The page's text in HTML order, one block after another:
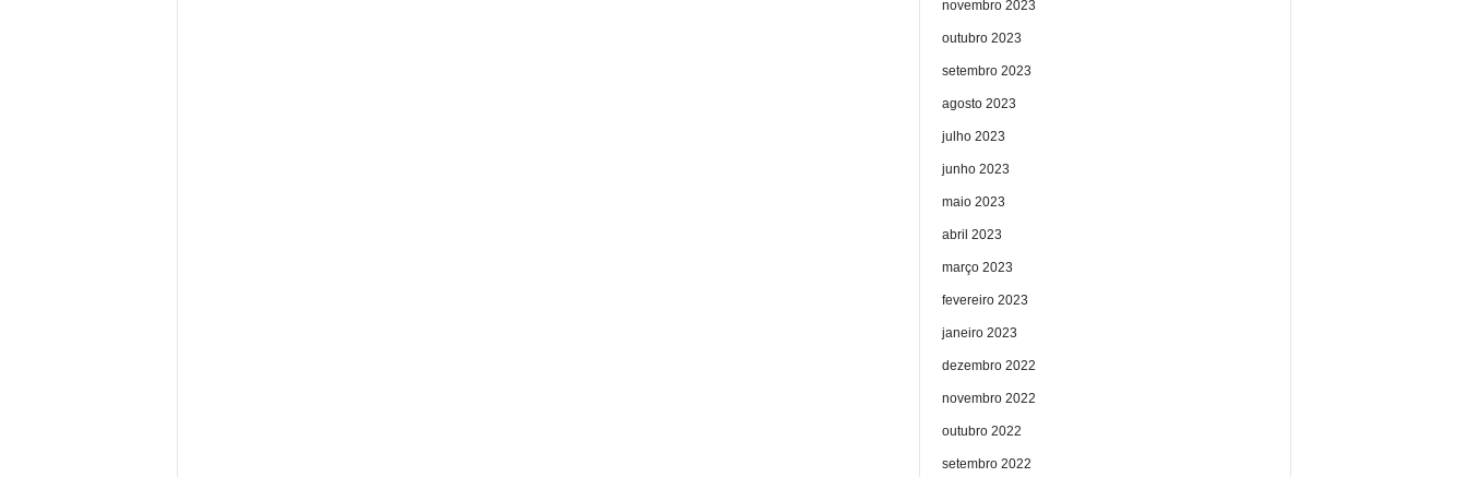
novembro 2023
outubro 2023
setembro 2023
agosto 2023
julho 2023
junho 2023
maio 2023
abril 2023
março 2023
fevereiro 2023
janeiro 2023
dezembro 2022
novembro 2022
outubro 2022
setembro 2022